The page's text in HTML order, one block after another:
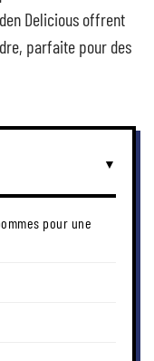
Delicious offrent
parfaite pour des
pour une